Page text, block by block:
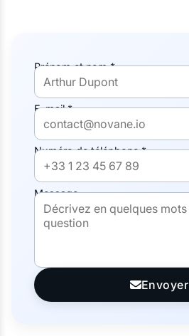
Prénom et nom *
E-mail *
Numéro de téléphone *
Message
Envoyer